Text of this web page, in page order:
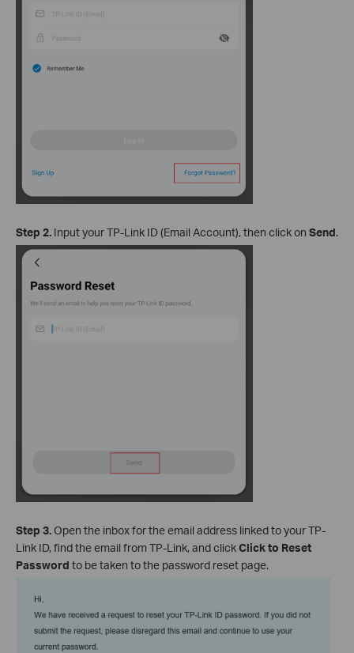
Step 2. Input your TP-Link ID (Email Account), then click on Send.
Step 3.Open the inbox for the email address linked to your TP-
Link ID, find the email from TP-Link, and clickClick to Reset
Password to be taken to the password reset page.